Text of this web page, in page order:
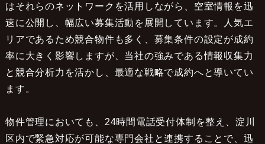
はそれらのネットワークを活用しながら、空室情報を迅
速に公開し、幅広い募集活動を展開しています。人気エ
リアであるため競合物件も多く、募集条件の設定が成約
率に大きく影響しますが、当社の強みである情報収集力
と競合分析力を活かし、最適な戦略で成約へと導いてい
ます。
物件管理においても、24時間電話受付体制を整え、淀川
区内で緊急対応が可能な専門会社と連携することで、迅